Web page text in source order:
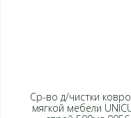
Ср-во д/чистки
мягкой мебели